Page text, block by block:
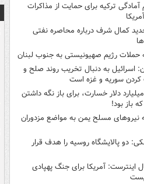
آمادگی ترکیه برای حمایت از مذاکرات
کمال شرف درباره محاصره نفتی
حملات رژیم صهیونیستی به جنوب لبنان
اسرائیل به دنبال تخریب روند صلح و
کردن سوریه و غزه است
۱۰۰ میلیارد دلار خسارت، برای باز نگه داشتن
باز بود!
نیروهای مسلح یمن به مواضع مزدوران
دو پالایشگاه روسیه را هدف قرار
اینترست: آمریکا برای جنگ پهپادی